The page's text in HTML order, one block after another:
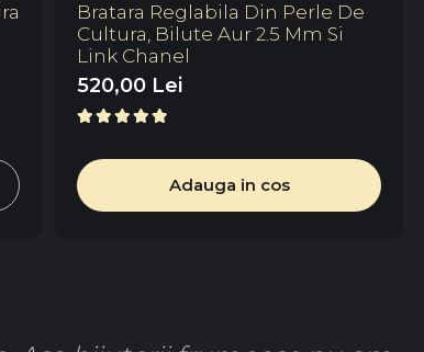
Bratara Reglabila Din Perle De
Cultura, Bilute Aur 2.5 Mm Si
Link Chanel
520,00 Lei
Adauga in cos